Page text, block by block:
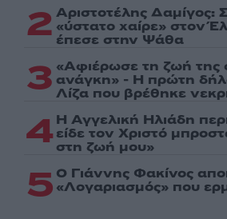
2 Αριστοτέλης Δαμίγος:
«ύστατο χαίρε» στον
έπεσε στην Ψάθα
3 «Αφιέρωσε τη ζωή της
ανάγκη» - Η πρώτη
Λίζα που βρέθηκε
4 Η Αγγελική Ηλιάδη
είδε τον Χριστό
στη ζωή μου»
5 Ο Γιάννης Φακίνος
«Λογαριασμός» που